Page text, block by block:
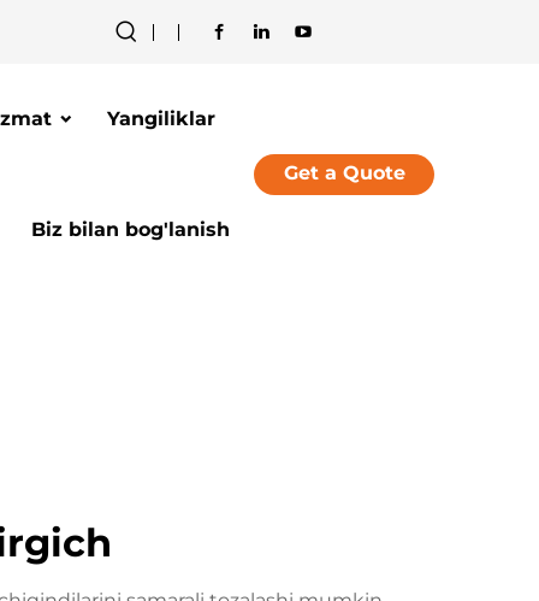
Yangiliklar
Biz bilan bog'lanish
Get a Quote